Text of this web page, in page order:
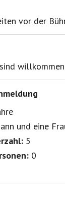
und
vor der
und eine
5
0